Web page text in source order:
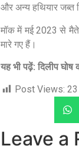
और अन्य हथियार जब्त
मॉक में मई 2023 से
मारे गए हैं।
यह भी पढ़ें: दिलीप घोष
Post Views: 23
Leave a